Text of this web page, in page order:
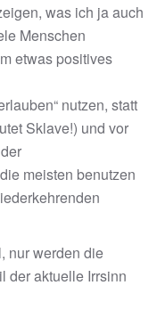
was ich ja auch
Menschen
etwas positives
nutzen, statt
Sklave!) und vor
meisten benutzen
nur werden die
der aktuelle Irrsinn